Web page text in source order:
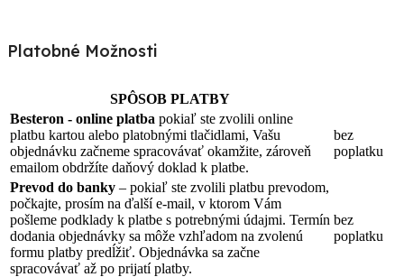
Platobné Možnosti
SPÔSOB PLATBY
Besteron - online platba pokiaľ ste zvolili online
platbu kartou alebo platobnými tlačidlami, Vašu
objednávku začneme spracovávať okamžite, zároveň
emailom obdržíte daňový doklad k platbe.
bez
poplatku
Prevod do banky – pokiaľ ste zvolili platbu prevodom,
počkajte, prosím na ďalší e-mail, v ktorom Vám
pošleme podklady k platbe s potrebnými údajmi. Termín
dodania objednávky sa môže vzhľadom na zvolenú
formu platby predĺžiť. Objednávka sa začne
spracovávať až po prijatí platby.
bez
poplatku